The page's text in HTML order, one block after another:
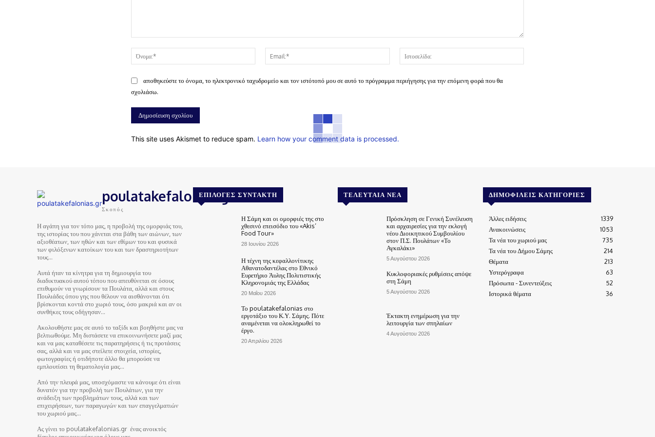
Όνομα:*
Email:*
αποθηκεύστε το όνομα, το ηλεκτρονικό ταχυδρομείο και τον ιστότοπό μου σε αυτό το πρόγραμμα περιήγησης για την επόμενη φορά που θα
σχολιάσω.
This site uses Akismet to reduce spam. Learn how your comment data is processed.
poulatakefalonias.gr
Σκοπός
Η αγάπη για τον τόπο μας, η προβολή της ομορφιάς του,
της ιστορίας του που χάνεται στα βάθη των αιώνων, των
αξιοθέατων, των ηθών και των εθίμων του και φυσικά
των φιλόξενων κατοίκων του και των δραστηριοτήτων
τους…
Αυτά ήταν τα κίνητρα για τη δημιουργία του
διαδικτυακού αυτού τόπου που απευθύνεται σε όσους
επιθυμούν να γνωρίσουν τα Πουλάτα, αλλά και στους
Πουλιάδες όπου γης που θέλουν να αισθάνονται ότι
βρίσκονται κοντά στο χωριό τους, όσο μακριά και αν οι
συνθήκες τους οδήγησαν…
Ακολουθήστε μας σε αυτό το ταξίδι και βοηθήστε μας να
βελτιωθούμε. Μη διστάσετε να επικοινωνήσετε μαζί μας
και να μας καταθέσετε τις παρατηρήσεις ή τις προτάσεις
σας, αλλά και να μας στείλετε στοιχεία, ιστορίες,
φωτογραφίες ή οτιδήποτε άλλο θα μπορούσε να
εμπλουτίσει τη θεματολογία μας…
Από την πλευρά μας, υποσχόμαστε να κάνουμε ότι είναι
δυνατόν για την προβολή των Πουλάτων, για την
ανάδειξη των προβλημάτων τους, αλλά και των
επιχειρήσεων, των παραγωγών και των επαγγελματιών
του χωριού μας…
Ας γίνει το poulatakefalonias.gr ένας ανοικτός
ΕΠΙΛΟΓΈΣ ΣΥΝΤΆΚΤΗ
Η Σάμη και οι ομορφιές της στο
χθεσινό επεισόδιο του «Akis’
Food Tour»
28 Ιουνίου 2026
Η τέχνη της κεφαλλονίτικης
Αθανατοδαντέλας στο Εθνικό
Ευρετήριο Άυλης Πολιτιστικής
Κληρονομιάς της Ελλάδας
20 Μαΐου 2026
Το poulatakefalonias στο
εργοτάξιο του Κ.Υ. Σάμης. Πότε
αναμένεται να ολοκληρωθεί το
έργο.
20 Απριλίου 2026
ΤΕΛΕΥΤΑΊΑ ΝΈΑ
Πρόσκληση σε Γενική Συνέλευση
και αρχαιρεσίες για την εκλογή
νέου Διοικητικού Συμβουλίου
στον Π.Σ. Πουλάτων «Το
Αγκαλάκι»
5 Αυγούστου 2026
Κυκλοφοριακές ρυθμίσεις απόψε
στη Σάμη
5 Αυγούστου 2026
Έκτακτη ενημέρωση για την
λειτουργία των σπηλαίων
4 Αυγούστου 2026
ΔΗΜΟΦΙΛΕΊΣ ΚΑΤΗΓΟΡΊΕΣ
Άλλες ειδήσεις
1339
Ανακοινώσεις
1053
Τα νέα του χωριού μας
735
Τα νέα του Δήμου Σάμης
214
Θέματα
213
Υστερόγραφα
63
Πρόσωπα - Συνεντεύξεις
52
Ιστορικά θέματα
36